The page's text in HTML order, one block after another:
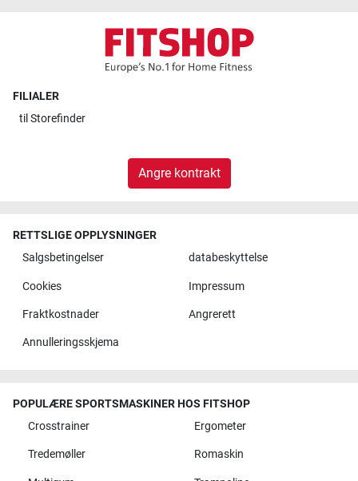
FILIALER
til Storefinder
Angre kontrakt
RETTSLIGE OPPLYSNINGER
Salgsbetingelser
databeskyttelse
Cookies Impressum
Fraktkostnader Angrerett
Annulleringsskjema
POPULÆRE SPORTSMASKINER HOS FITSHOP
Crosstrainer
Ergometer
Tredemøller Romaskin